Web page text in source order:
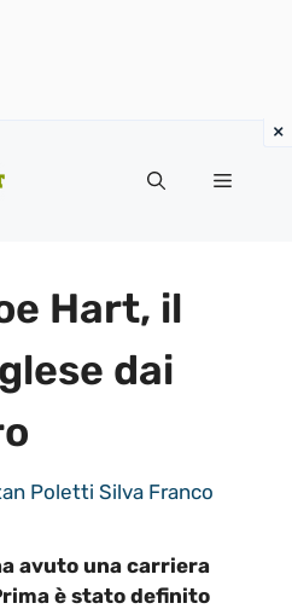
Menu
Hart, il
dai
Poletti Silva Franco
avuto una carriera
è stato definito